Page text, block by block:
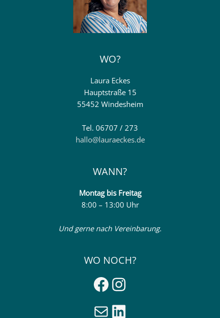
WO?
Laura Eckes
Hauptstraße 15
55452 Windesheim
Tel. 06707 / 273
hallo@lauraeckes.de
WANN?
Montagbis Freitag
8:00 – 13:00 Uhr
Und gerne nach Vereinbarung.
WO NOCH?
Facebook
Instagram
E-MailLinkedIn